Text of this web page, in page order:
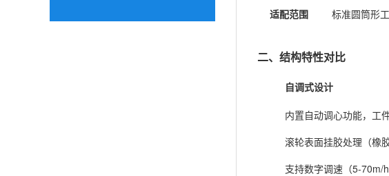
适配范围 标准圆筒形
二、‌ 结构特性对比
自调式设计
内置自动调心功能，工
滚轮表面挂胶处理（橡
支持数字调速（5-70m/